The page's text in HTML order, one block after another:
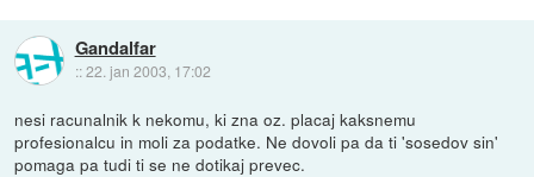
Gandalfar
::22. jan 2003, 17:02
nesi racunalnik k nekomu, ki zna oz. placaj kaksnemu
profesionalcu in moli za podatke. Ne dovoli pa da ti 'sosedov sin'
pomaga pa tudi ti se ne dotikaj prevec.